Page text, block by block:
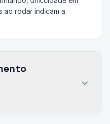
ao rodar indicam a